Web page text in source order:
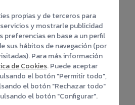
de barba se prologan por
ese tiempo el paciente
con Betadine.
solar y los roces de la
llegar a dañar los folículos
la barba deberá de hacerse
y masajes suaves.
propias y de terceros para
y mostrarle publicidad
preferencias en base a un perfil
sus hábitos de navegación (por
Para más información
de Cookies. Puede aceptar
el botón "Permitir todo",
el botón "Rechazar todo"
el botón "Configurar".